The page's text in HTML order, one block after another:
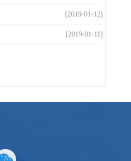
[2019-01-12]
[2019-01-11]